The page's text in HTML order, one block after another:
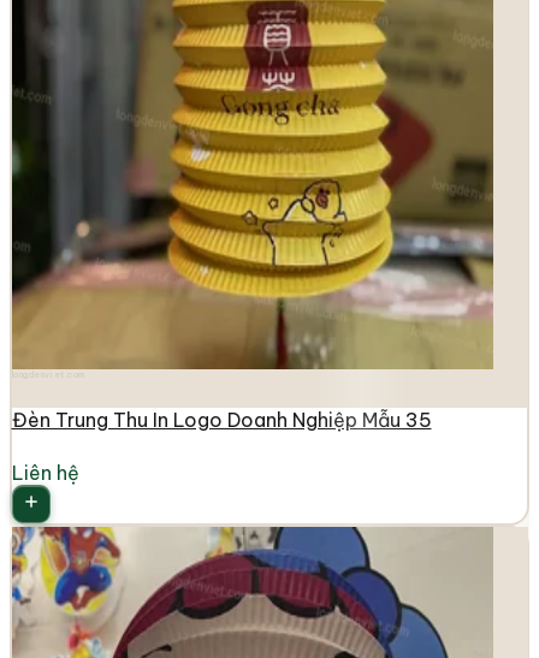
Đèn Trung Thu In Logo Doanh Nghiệp Mẫu 35
Liên hệ